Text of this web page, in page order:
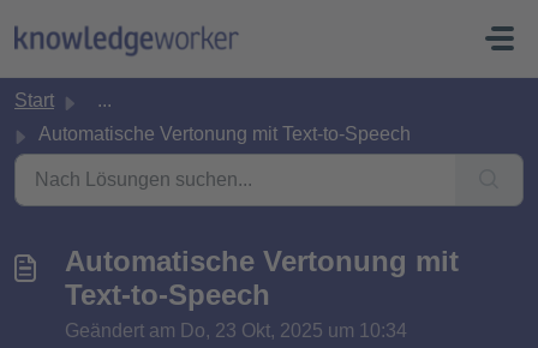
Start
...
Automatische Vertonung mit Text-to-Speech
Automatische Vertonung mit
Text-to-Speech
Geändert am Do, 23 Okt, 2025 um 10:34